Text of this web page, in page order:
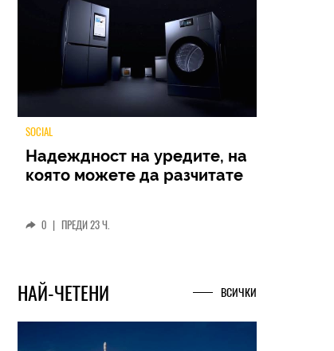
TECH
Ultra – ново име, познато
НАЙ-ЧЕТЕНИ